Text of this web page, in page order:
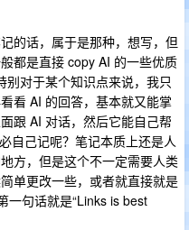
的话，属于是那种，想写，但
都是直接 copy AI 的一些优质
对于某个知识点来说，我只
看 AI 的回答，基本就又能掌
跟 AI 对话，然后它能自己帮
自己记呢？笔记本质上还是人
方，但是这个不一定需要人类
单更改一些，或者就直接就是
一句话就是“Links is best